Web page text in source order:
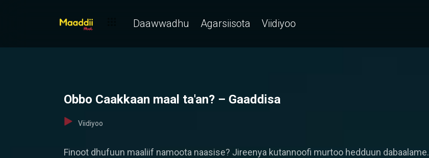
Daawwadhu Agarsiisota Viidiyoo
Obbo Caakkaan maal ta'an? – Gaaddisa
Viidiyoo
Finoot dhufuun maaliif namoota naasise? Jireenya kutannoofi murtoo hedduun dabaalame.